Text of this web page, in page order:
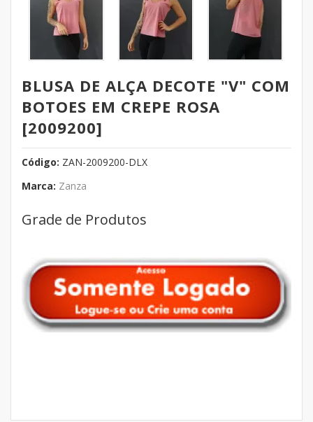
BLUSA DE ALÇA DECOTE "V" COM
BOTOES EM CREPE ROSA
[2009200]
Código: ZAN-2009200-DLX
Marca: Zanza
Grade de Produtos